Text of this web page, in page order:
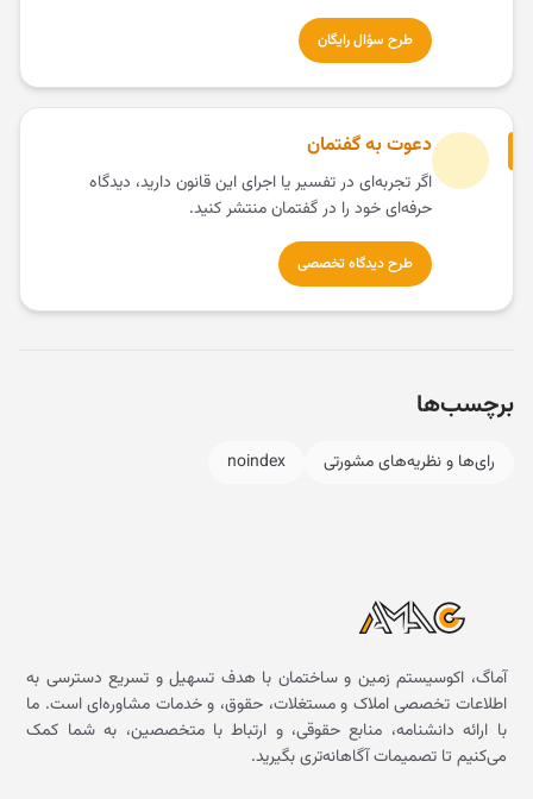
طرح سؤال رایگان
دعوت به گفتمان
اگر تجربه‌ای در تفسیر یا اجرای این قانون دارید، دیدگاه
حرفه‌ای خود را در گفتمان منتشر کنید.
طرح دیدگاه تخصصی
برچسب‌ها
رای‌ها و نظریه‌های مشورتی noindex
آماگ، اکوسیستم زمین و ساختمان با هدف تسهیل و تسریع دسترسی به
اطلاعات تخصصی املاک و مستغلات، حقوق، و خدمات مشاوره‌ای است. ما
با ارائه دانشنامه، منابع حقوقی، و ارتباط با متخصصین، به شما کمک
می‌کنیم تا تصمیمات آگاهانه‌تری بگیرید.